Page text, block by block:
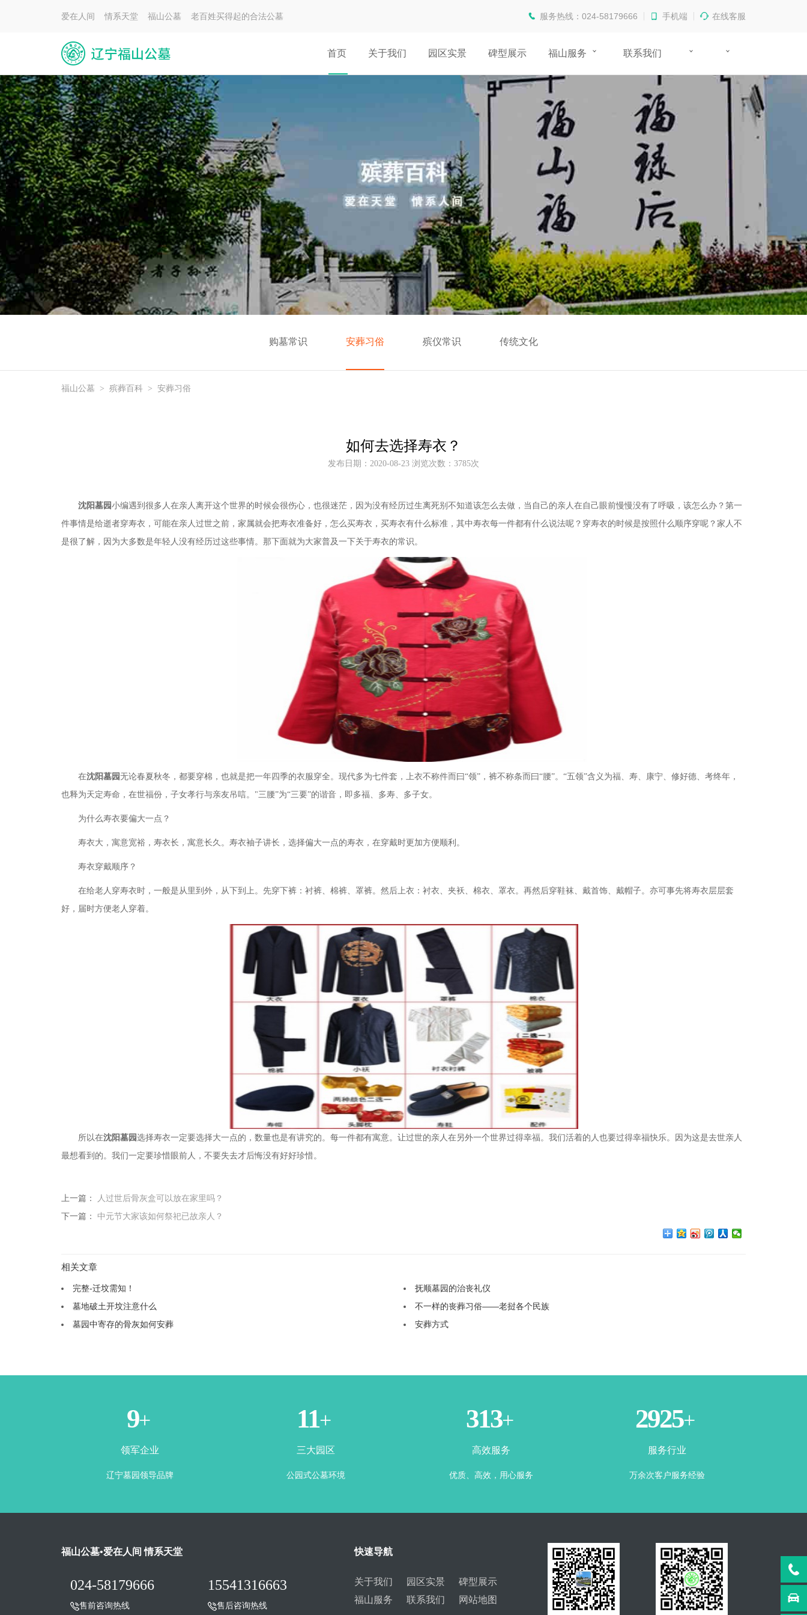
爱在人间 情系天堂 福山公墓 老百姓买得起的合法公墓 服务热线：024-58179666 手机端 在线客服
首页 关于我们 园区实景 碑型展示 福山服务 联系我们
购墓常识 安葬习俗 殡仪常识 传统文化
福山公墓 > 殡葬百科 > 安葬习俗
如何去选择寿衣？
发布日期：2020-08-23 浏览次数：3785次
沈阳墓园小编遇到很多人在亲人离开这个世界的时候会很伤心，也很迷茫，因为没有经历过生离死别不知道该怎么去做，当自己的亲人在自己眼前慢慢没有了呼吸，该怎么办？第一
件事情是给逝者穿寿衣，可能在亲人过世之前，家属就会把寿衣准备好，怎么买寿衣，买寿衣有什么标准，其中寿衣每一件都有什么说法呢？穿寿衣的时候是按照什么顺序穿呢？家人不
是很了解，因为大多数是年轻人没有经历过这些事情。那下面就为大家普及一下关于寿衣的常识。
在沈阳墓园无论春夏秋冬，都要穿棉，也就是把一年四季的衣服穿全。现代多为七件套，上衣不称件而曰“领”，裤不称条而曰“腰”。“五领”含义为福、寿、康宁、修好德、考终年，
也释为天定寿命，在世福份，子女孝行与亲友吊唁。 "三腰”为“三要”的谐音，即多福、多寿、多子女。
为什么寿衣要偏大一点？
寿衣大，寓意宽裕，寿衣长，寓意长久。寿衣袖子讲长，选择偏大一点的寿衣，在穿戴时更加方便顺利。
寿衣穿戴顺序？
在给老人穿寿衣时，一般是从里到外，从下到上。先穿下裤：衬裤、棉裤、罩裤。然后上衣：衬衣、夹袄、棉衣、罩衣。再然后穿鞋袜、戴首饰、戴帽子。亦可事先将寿衣层层套
好，届时方便老人穿着。
所以在沈阳墓园选择寿衣一定要选择大一点的，数量也是有讲究的。每一件都有寓意。让过世的亲人在另外一个世界过得幸福。我们活着的人也要过得幸福快乐。因为这是去世亲人
最想看到的。我们一定要珍惜眼前人，不要失去才后悔没有好好珍惜。
上一篇：
人过世后骨灰盒可以放在家里吗？
下一篇： 中元节大家该如何祭祀已故亲人？
相关文章
完整-迁坟需知！
抚顺墓园的治丧礼仪
墓地破土开坟注意什么
不一样的丧葬习俗——老挝各个民族
墓园中寄存的骨灰如何安葬
安葬方式
1+
领军企业
辽宁墓园领导品牌
3+
三大园区
公园式公墓环境
365+
高效服务
优质、高效，用心服务
3500+
服务行业
万余次客户服务经验
福山公墓•爱在人间 情系天堂
024-58179666
售前咨询热线
15541316663
售后咨询热线
快速导航
关于我们 园区实景
碑型展示
福山服务
联系我们 网站地图